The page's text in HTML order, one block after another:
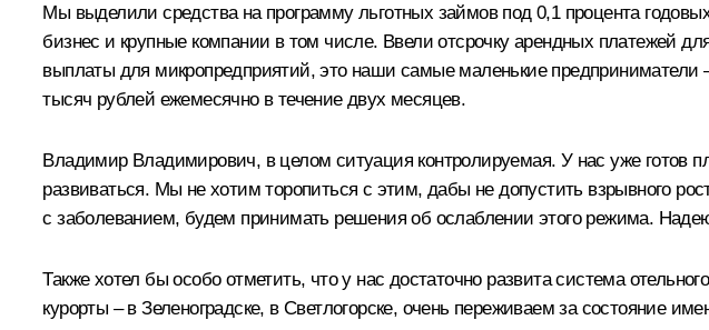
Мы выделили средства на программу льготных займов под 0,1 процента
бизнес и крупные компании в том числе. Ввели отсрочку арендных платежей
выплаты для микропредприятий, это наши самые маленькие предприниматели
тысяч рублей ежемесячно в течение двух месяцев.
Владимир Владимирович, в целом ситуация контролируемая. У нас уже готов
развиваться. Мы не хотим торопиться с этим, дабы не допустить взрывного
с заболеванием, будем принимать решения об ослаблении этого режима.
Также хотел бы особо отметить, что у нас достаточно развита система
курорты – в Зеленоградске, в Светлогорске, очень переживаем за состояние